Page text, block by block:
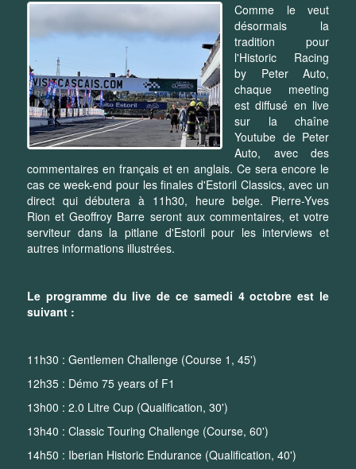
Comme le veut
désormais la
tradition pour
l'Historic Racing
by Peter Auto,
chaque meeting
est diffusé en live
sur la chaîne
Youtube de Peter
Auto, avec des
commentaires en français et en anglais. Ce sera encore le
cas ce week-end pour les finales d'Estoril Classics, avec un
direct qui débutera à 11h30, heure belge. Pierre-Yves
Rion et Geoffroy Barre seront aux commentaires, et votre
serviteur dans la pitlane d'Estoril pour les interviews et
autres informations illustrées.
Le programme du live de ce samedi 4 octobre est le
suivant :
11h30 : Gentlemen Challenge (Course 1, 45')
12h35 : Démo 75 years of F1
13h00 : 2.0 Litre Cup (Qualification, 30')
13h40 : Classic Touring Challenge (Course, 60')
14h50 : Iberian Historic Endurance (Qualification, 40')